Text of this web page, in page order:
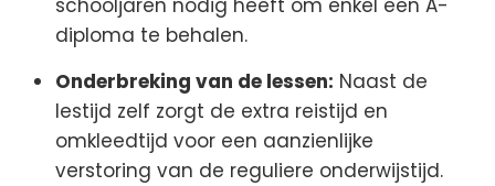
schooljaren nodig heeft om enkel een A-
diploma te behalen.
Onderbreking van de lessen: Naast de
lestijd zelf zorgt de extra reistijd en
omkleedtijd voor een aanzienlijke
verstoring van de reguliere onderwijstijd.